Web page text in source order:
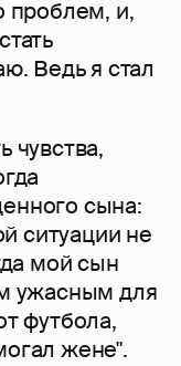
проблем, и,
Ведь я стал
чувства,
сына:
ситуации не
мой сын
ужасным для
футбола,
жене".